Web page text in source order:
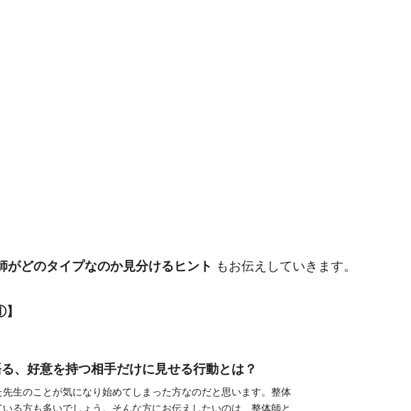
がどのタイプなのか見分けるヒント もお伝えしていきます。
、好意を持つ相手だけに見せる行動とは？
生のことが気になり始めてしまった方なのだと思います。整体
る方も多いでしょう。そんな方にお伝えしたいのは、整体師と